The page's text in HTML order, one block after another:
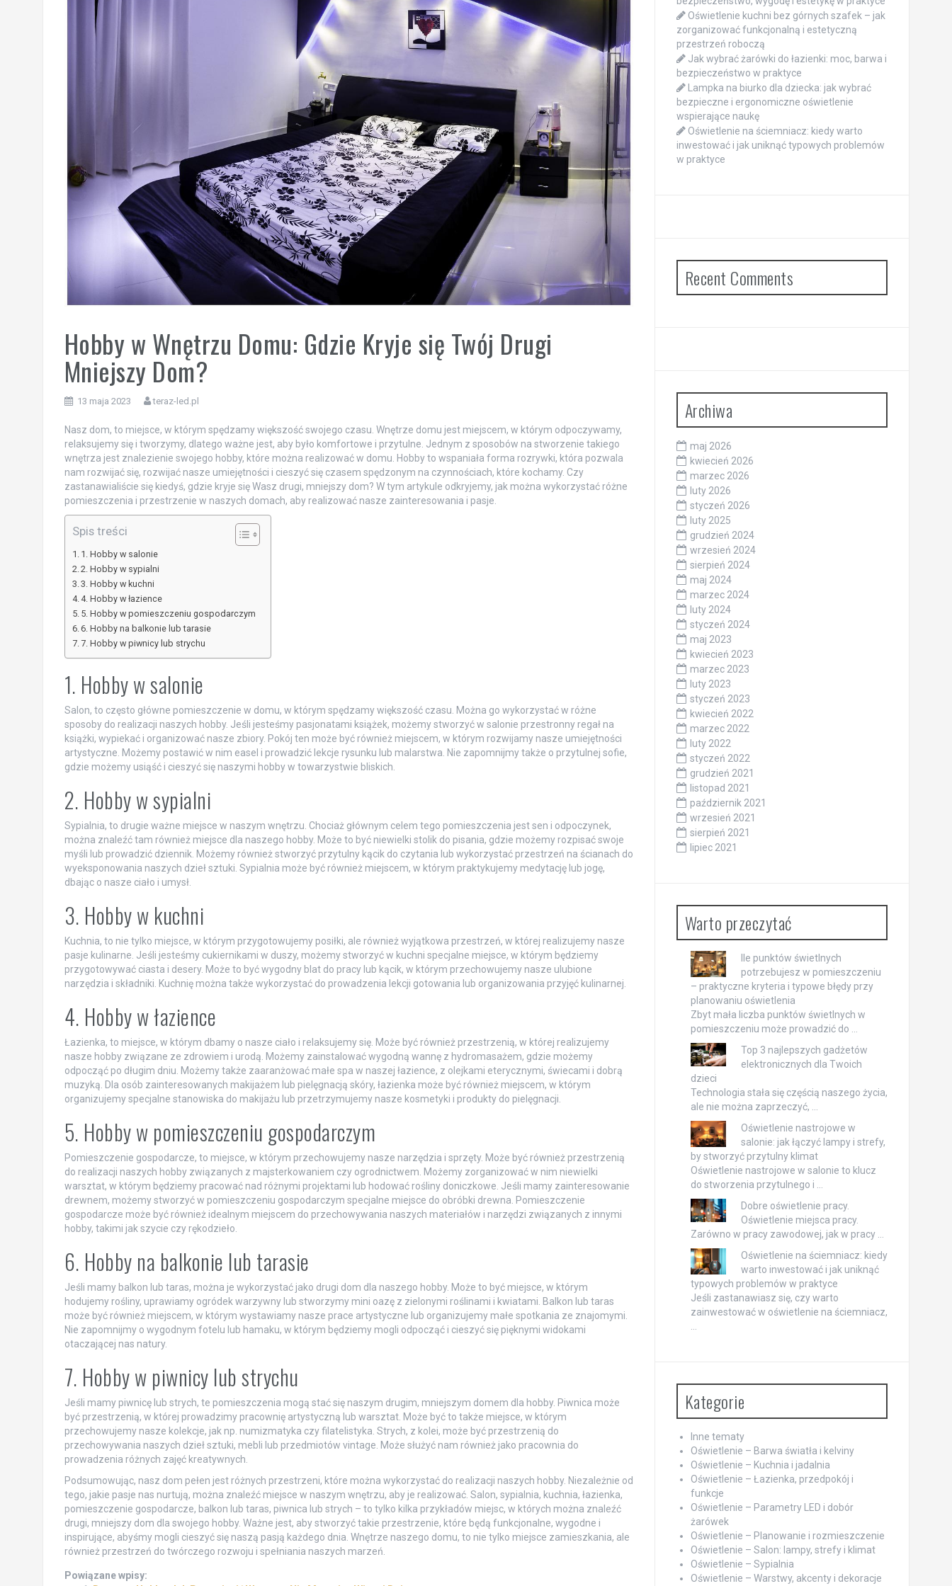
Hobby w Wnętrzu Domu: Gdzie Kryje się Twój Drugi
Mniejszy Dom?
13 maja 2023 teraz-led.pl
Nasz dom, to miejsce, w którym spędzamy większość swojego czasu. Wnętrze domu jest miejscem, w którym odpoczywamy,
relaksujemy się i tworzymy, dlatego ważne jest, aby było komfortowe i przytulne. Jednym z sposobów na stworzenie takiego
wnętrza jest znalezienie swojego hobby, które można realizować w domu. Hobby to wspaniała forma rozrywki, która pozwala
nam rozwijać się, rozwijać nasze umiejętności i cieszyć się czasem spędzonym na czynnościach, które kochamy. Czy
zastanawialiście się kiedyś, gdzie kryje się Wasz drugi, mniejszy dom? W tym artykule odkryjemy, jak można wykorzystać różne
pomieszczenia i przestrzenie w naszych domach, aby realizować nasze zainteresowania i pasje.
Spis treści
1. Hobby w salonie
2. Hobby w sypialni
3. Hobby w kuchni
4. Hobby w łazience
5. Hobby w pomieszczeniu gospodarczym
6. Hobby na balkonie lub tarasie
7. Hobby w piwnicy lub strychu
1. Hobby w salonie
Salon, to często główne pomieszczenie w domu, w którym spędzamy większość czasu. Można go wykorzystać w różne
sposoby do realizacji naszych hobby. Jeśli jesteśmy pasjonatami książek, możemy stworzyć w salonie przestronny regał na
książki, wypiekać i organizować nasze zbiory. Pokój ten może być również miejscem, w którym rozwijamy nasze umiejętności
artystyczne. Możemy postawić w nim easel i prowadzić lekcje rysunku lub malarstwa. Nie zapomnijmy także o przytulnej sofie,
gdzie możemy usiąść i cieszyć się naszymi hobby w towarzystwie bliskich.
2. Hobby w sypialni
Sypialnia, to drugie ważne miejsce w naszym wnętrzu. Chociaż głównym celem tego pomieszczenia jest sen i odpoczynek,
można znaleźć tam również miejsce dla naszego hobby. Może to być niewielki stolik do pisania, gdzie możemy rozpisać swoje
myśli lub prowadzić dziennik. Możemy również stworzyć przytulny kącik do czytania lub wykorzystać przestrzeń na ścianach do
wyeksponowania naszych dzieł sztuki. Sypialnia może być również miejscem, w którym praktykujemy medytację lub jogę,
dbając o nasze ciało i umysł.
3. Hobby w kuchni
Kuchnia, to nie tylko miejsce, w którym przygotowujemy posiłki, ale również wyjątkowa przestrzeń, w której realizujemy nasze
pasje kulinarne. Jeśli jesteśmy cukiernikami w duszy, możemy stworzyć w kuchni specjalne miejsce, w którym będziemy
przygotowywać ciasta i desery. Może to być wygodny blat do pracy lub kącik, w którym przechowujemy nasze ulubione
narzędzia i składniki. Kuchnię można także wykorzystać do prowadzenia lekcji gotowania lub organizowania przyjęć kulinarnej.
4. Hobby w łazience
Łazienka, to miejsce, w którym dbamy o nasze ciało i relaksujemy się. Może być również przestrzenią, w której realizujemy
nasze hobby związane ze zdrowiem i urodą. Możemy zainstalować wygodną wannę z hydromasażem, gdzie możemy
odpocząć po długim dniu. Możemy także zaaranżować małe spa w naszej łazience, z olejkami eterycznymi, świecami i dobrą
muzyką. Dla osób zainteresowanych makijażem lub pielęgnacją skóry, łazienka może być również miejscem, w którym
organizujemy specjalne stanowiska do makijażu lub przetrzymujemy nasze kosmetyki i produkty do pielęgnacji.
5. Hobby w pomieszczeniu gospodarczym
Pomieszczenie gospodarcze, to miejsce, w którym przechowujemy nasze narzędzia i sprzęty. Może być również przestrzenią
do realizacji naszych hobby związanych z majsterkowaniem czy ogrodnictwem. Możemy zorganizować w nim niewielki
warsztat, w którym będziemy pracować nad różnymi projektami lub hodować rośliny doniczkowe. Jeśli mamy zainteresowanie
drewnem, możemy stworzyć w pomieszczeniu gospodarczym specjalne miejsce do obróbki drewna. Pomieszczenie
gospodarcze może być również idealnym miejscem do przechowywania naszych materiałów i narzędzi związanych z innymi
hobby, takimi jak szycie czy rękodzieło.
6. Hobby na balkonie lub tarasie
Jeśli mamy balkon lub taras, można je wykorzystać jako drugi dom dla naszego hobby. Może to być miejsce, w którym
hodujemy rośliny, uprawiamy ogródek warzywny lub stworzymy mini oazę z zielonymi roślinami i kwiatami. Balkon lub taras
może być również miejscem, w którym wystawiamy nasze prace artystyczne lub organizujemy małe spotkania ze znajomymi.
Nie zapomnijmy o wygodnym fotelu lub hamaku, w którym będziemy mogli odpocząć i cieszyć się pięknymi widokami
otaczającej nas natury.
7. Hobby w piwnicy lub strychu
Jeśli mamy piwnicę lub strych, te pomieszczenia mogą stać się naszym drugim, mniejszym domem dla hobby. Piwnica może
być przestrzenią, w której prowadzimy pracownię artystyczną lub warsztat. Może być to także miejsce, w którym
przechowujemy nasze kolekcje, jak np. numizmatyka czy filatelistyka. Strych, z kolei, może być przestrzenią do
przechowywania naszych dzieł sztuki, mebli lub przedmiotów vintage. Może służyć nam również jako pracownia do
prowadzenia różnych zajęć kreatywnych.
Podsumowując, nasz dom pełen jest różnych przestrzeni, które można wykorzystać do realizacji naszych hobby. Niezależnie od
tego, jakie pasje nas nurtują, można znaleźć miejsce w naszym wnętrzu, aby je realizować. Salon, sypialnia, kuchnia, łazienka,
pomieszczenie gospodarcze, balkon lub taras, piwnica lub strych – to tylko kilka przykładów miejsc, w których można znaleźć
drugi, mniejszy dom dla swojego hobby. Ważne jest, aby stworzyć takie przestrzenie, które będą funkcjonalne, wygodne i
inspirujące, abyśmy mogli cieszyć się naszą pasją każdego dnia. Wnętrze naszego domu, to nie tylko miejsce zamieszkania, ale
również przestrzeń do twórczego rozwoju i spełniania naszych marzeń.
Powiązane wpisy:
Oświetlenie kuchni bez górnych szafek – jak
zorganizować funkcjonalną i estetyczną
przestrzeń roboczą
Jak wybrać żarówki do łazienki: moc, barwa i
bezpieczeństwo w praktyce
Lampka na biurko dla dziecka: jak wybrać
bezpieczne i ergonomiczne oświetlenie
wspierające naukę
Oświetlenie na ściemniacz: kiedy warto
inwestować i jak uniknąć typowych problemów
w praktyce
Recent Comments
Archiwa
maj 2026
kwiecień 2026
marzec 2026
luty 2026
styczeń 2026
luty 2025
grudzień 2024
wrzesień 2024
sierpień 2024
maj 2024
marzec 2024
luty 2024
styczeń 2024
maj 2023
kwiecień 2023
marzec 2023
luty 2023
styczeń 2023
kwiecień 2022
marzec 2022
luty 2022
styczeń 2022
grudzień 2021
listopad 2021
październik 2021
wrzesień 2021
sierpień 2021
lipiec 2021
Warto przeczytać
Ile punktów świetlnych
potrzebujesz w pomieszczeniu
– praktyczne kryteria i typowe błędy przy
planowaniu oświetlenia
Zbyt mała liczba punktów świetlnych w
pomieszczeniu może prowadzić do …
Top 3 najlepszych gadżetów
elektronicznych dla Twoich
dzieci
Technologia stała się częścią naszego życia,
ale nie można zaprzeczyć, …
Oświetlenie nastrojowe w
salonie: jak łączyć lampy i strefy,
by stworzyć przytulny klimat
Oświetlenie nastrojowe w salonie to klucz
do stworzenia przytulnego i …
Dobre oświetlenie pracy.
Oświetlenie miejsca pracy.
Zarówno w pracy zawodowej, jak w pracy …
Oświetlenie na ściemniacz: kiedy
warto inwestować i jak uniknąć
typowych problemów w praktyce
Jeśli zastanawiasz się, czy warto
zainwestować w oświetlenie na ściemniacz,
Kategorie
Inne tematy
Oświetlenie – Barwa światła i kelviny
Oświetlenie – Kuchnia i jadalnia
Oświetlenie – Łazienka, przedpokój i
funkcje
Oświetlenie – Parametry LED i dobór
żarówek
Oświetlenie – Planowanie i rozmieszczenie
Oświetlenie – Salon: lampy, strefy i klimat
Oświetlenie – Sypialnia
Oświetlenie – Warstwy, akcenty i dekoracje